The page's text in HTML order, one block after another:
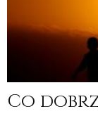
Co